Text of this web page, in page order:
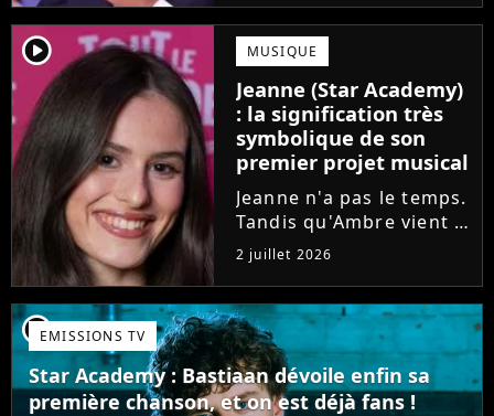
Mais comme l'a rappelé
une ancienne gagnante,
l'émission de TF1 n'est
pas toujours simple à
vivre.
player2 MUSIQUE
Jeanne (Star Academy)
: la signification très
symbolique de son
premier projet musical
Jeanne n'a pas le temps.
Tandis qu'Ambre vient à
peine de dévoiler son
premier single, l'ex-
candidate de la Star
Academy s'apprête à
sortir un troisième titre
(Les règles) et vient...
2 juillet 2026
player2EMISSIONS TV
Star Academy : Bastiaan dévoile enfin sa
première chanson, et on est déjà fans !